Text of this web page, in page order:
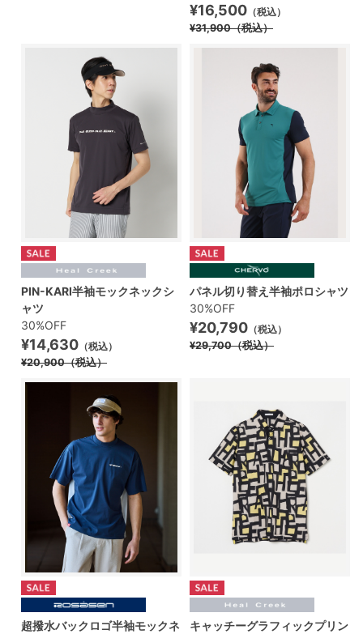
¥16,500 （税込）
¥31,900（税込）
PIN-KARI半袖モックネックシ
ャツ
30%OFF
¥14,630 （税込）
¥20,900（税込）
パネル切り替え半袖ポロシャツ
30%OFF
¥20,790 （税込）
¥29,700（税込）
超撥水バックロゴ半袖モックネ
キャッチーグラフィックプリン